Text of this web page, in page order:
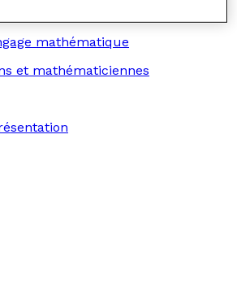
mathématique
et mathématiciennes